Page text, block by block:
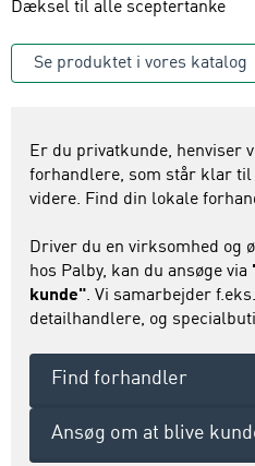
Dæksel til alle sceptertanke
Se produktet i vores katalog
Er du privatkunde, henviser
forhandlere, som står klar
videre. Find din lokale
Driver du en virksomhed og
hos Palby, kan du ansøge via
kunde". Vi samarbejder
detailhandlere, og
Find forhandler
Ansøg om at blive